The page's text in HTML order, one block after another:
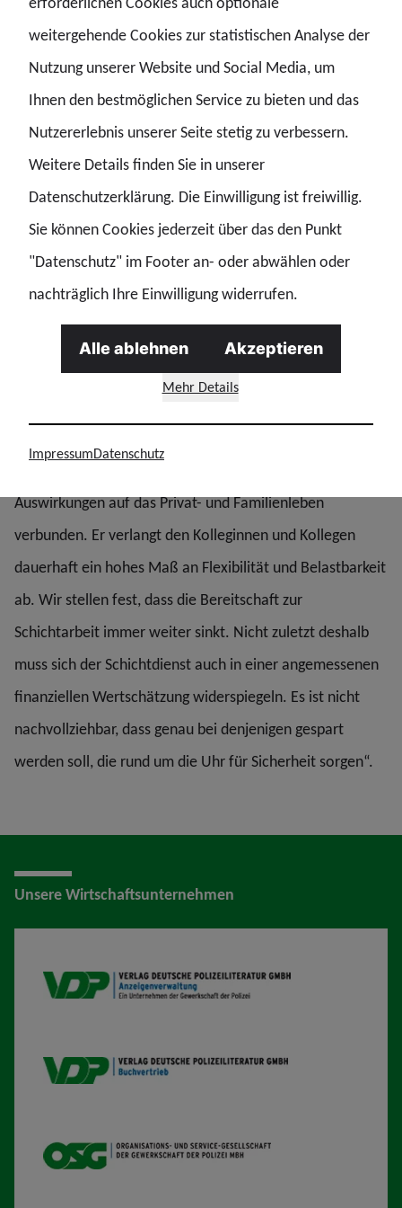
integraler Bestandteil des Abschlusses und dürfen nicht
ausgeklammert werden. Für Tarifbeschäftigte wird die
Zulage für Wechselschicht ab 1. Juli 2026 von 105 auf 200
Euro monatlich erhöht. Die Zulage für Schichtarbeit steigt
von 40 auf 100 Euro.
Der Landesvorsitzende der GdP Niedersachsen, Kevin
Komolka erklärt: „Wer von einer wirkungsgleichen
einfach streicht, betreibt Etikettenschwindel. Das ist kein
Detail, sondern für viele Kolleginnen und Kollegen, die
sich im Schichtdienst aufreiben, ein extrem wichtiger
Auswirkungen auf das Privat- und Familienleben
verbunden. Er verlangt den Kolleginnen und Kollegen
dauerhaft ein hohes Maß an Flexibilität und Belastbarkeit
ab. Wir stellen fest, dass die Bereitschaft zur
Schichtarbeit immer weiter sinkt. Nicht zuletzt deshalb
muss sich der Schichtdienst auch in einer angemessenen
finanziellen Wertschätzung widerspiegeln. Es ist nicht
nachvollziehbar, dass genau bei denjenigen gespart
werden soll, die rund um die Uhr für Sicherheit sorgen“.
Unsere Wirtschaftsunternehmen
VDP AV
VDP B
OSG
weitergehende Cookies zur statistischen Analyse der
Nutzung unserer Website und Social Media, um
Ihnen den bestmöglichen Service zu bieten und das
Nutzererlebnis unserer Seite stetig zu verbessern.
Weitere Details finden Sie in unserer
Datenschutzerklärung. Die Einwilligung ist freiwillig.
Sie können Cookies jederzeit über das den Punkt
"Datenschutz" im Footer an- oder abwählen oder
nachträglich Ihre Einwilligung widerrufen.
Mehr Details
Alle ablehnen Akzeptieren
ImpressumDatenschutz